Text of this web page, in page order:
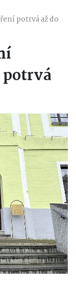
potrvá až do